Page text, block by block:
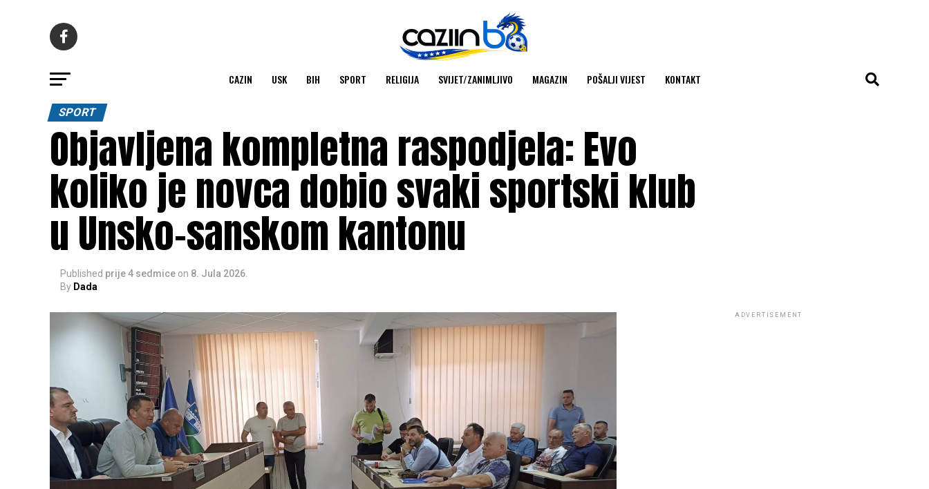
CAZIN USK BIH SPORT RELIGIJA SVIJET/ZANIMLJIVO MAGAZIN POŠALJI VIJEST KONTAKT
SPORT
Objavljena kompletna raspodjela: Evo
koliko je novca dobio svaki sportski klub
u Unsko-sanskom kantonu
Published prije 4 sedmice on 8. Jula 2026.
By Dada
ADVERTISEMENT